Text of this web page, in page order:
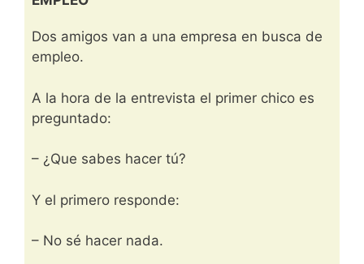
Dos amigos van a una empresa en busca de
empleo.
A la hora de la entrevista el primer chico es
preguntado:
– ¿Que sabes hacer tú?
Y el primero responde:
– No sé hacer nada.